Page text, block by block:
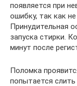
появляется при
ошибку, так как
Принудительная
запуска стирки.
минут после
Поломка
попытается